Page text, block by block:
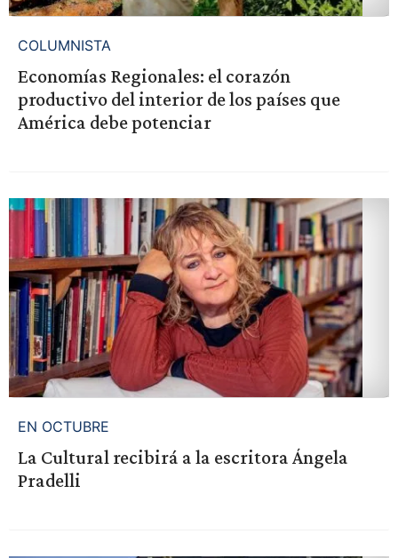
COLUMNISTA
Economías Regionales: el corazón
productivo del interior de los países que
América debe potenciar
EN OCTUBRE
La Cultural recibirá a la escritora Ángela
Pradelli